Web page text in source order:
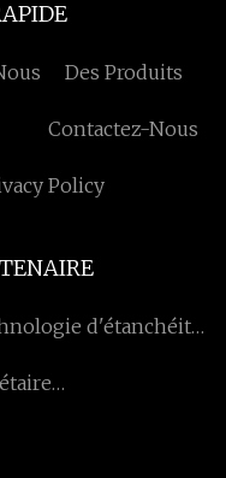
Des Produits
Contactez-Nous
Policy
d'étanchéité